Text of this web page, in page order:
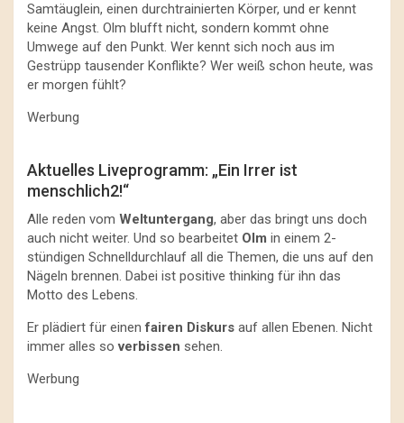
Samtäuglein, einen durchtrainierten Körper, und er kennt
keine Angst. Olm blufft nicht, sondern kommt ohne
Umwege auf den Punkt. Wer kennt sich noch aus im
Gestrüpp tausender Konflikte? Wer weiß schon heute, was
er morgen fühlt?
Werbung
Aktuelles Liveprogramm: „Ein Irrer ist
menschlich2!“
Alle reden vom Weltuntergang, aber das bringt uns doch
auch nicht weiter. Und so bearbeitet Olm in einem 2-
stündigen Schnelldurchlauf all die Themen, die uns auf den
Nägeln brennen. Dabei ist positive thinking für ihn das
Motto des Lebens.
Er plädiert für einenfairen Diskurs auf allen Ebenen. Nicht
immer alles soverbissen sehen.
Werbung